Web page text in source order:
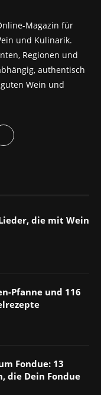
Magazin für
und Kulinarik.
Regionen und
authentisch
Wein und
die mit Wein
Pfanne und 116
Fondue: 13
die Dein Fondue